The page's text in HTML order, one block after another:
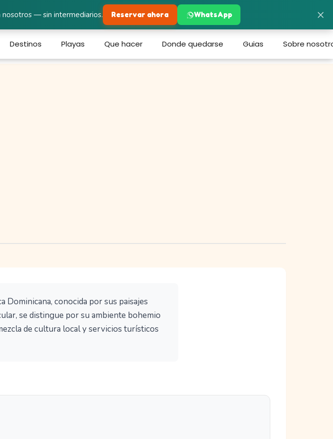
Destinos Playas Que hacer Donde quedarse Guias Sobre
Dominicana, conocida por sus paisajes
se distingue por su ambiente bohemio
de cultura local y servicios turísticos
×
— sin intermediarios. Reservar ahora WhatsApp